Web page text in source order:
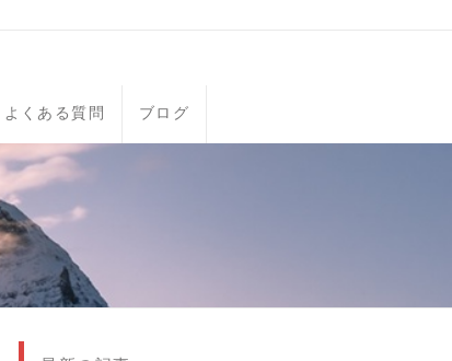
よくある質問 ブログ